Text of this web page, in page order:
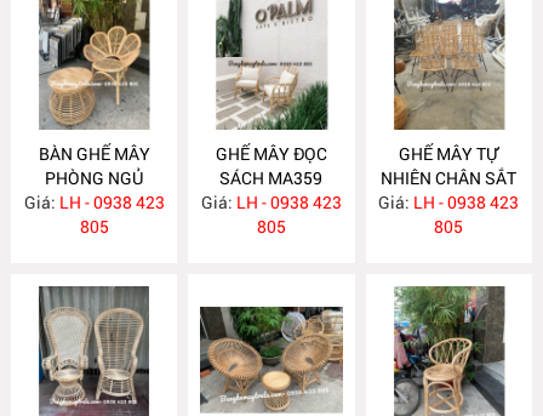
BÀN GHẾ MÂY
PHÒNG NGỦ
MA360
Giá: LH - 0938 423
805
GHẾ MÂY ĐỌC
SÁCH MA359
Giá: LH - 0938 423
805
GHẾ MÂY TỰ
NHIÊN CHÂN SẮT
MA358
Giá: LH - 0938 423
805